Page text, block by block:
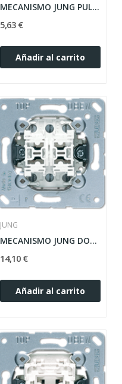
MECANISMO JUNG PULSADOR UNIPOLAR 10AX / 250V...
5,63 €
Añadir al carrito
JUNG
MECANISMO JUNG DOBLE CONMUTADOR 10AX / 250V...
14,10 €
Añadir al carrito